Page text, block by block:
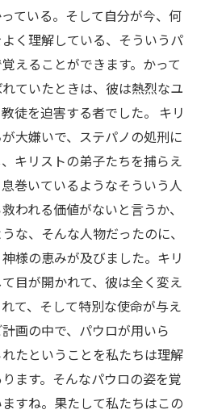
ている。そして自分が今、何
く理解している、そういうパ
えることができます。かって
ていたときは、彼は熱烈なユ
徒を迫害する者でした。 キリ
大嫌いで、ステパノの処刑に
キリストの弟子たちを捕らえ
巻いているようなそういう人
われる価値がないと言うか、
な、そんな人物だったのに、
様の恵みが及びました。キリ
目が開かれて、彼は全く変え
て、そして特別な使命が与え
画の中で、パウロが用いら
たということを私たちは理解
ます。そんなパウロの姿を覚
すね。果たして私たちはこの